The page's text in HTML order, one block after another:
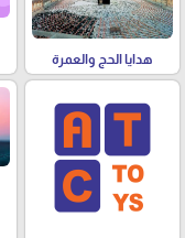
هدايا الحج والعمرة